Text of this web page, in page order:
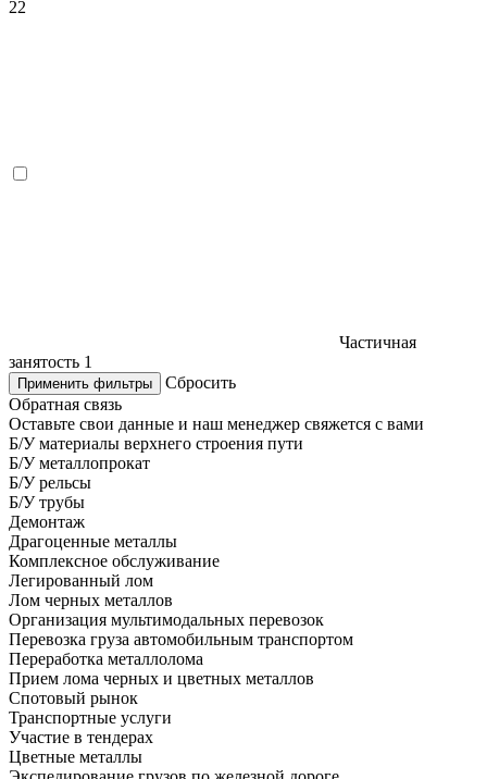
22
Частичная
занятость 1
Применить фильтры
Сбросить
Обратная связь
Оставьте свои данные и наш менеджер свяжется с вами
Б/У материалы верхнего строения пути
Б/У металлопрокат
Б/У рельсы
Б/У трубы
Демонтаж
Драгоценные металлы
Комплексное обслуживание
Легированный лом
Лом черных металлов
Организация мультимодальных перевозок
Перевозка груза автомобильным транспортом
Переработка металлолома
Прием лома черных и цветных металлов
Спотовый рынок
Транспортные услуги
Участие в тендерах
Цветные металлы